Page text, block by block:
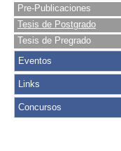
Pre-Publicaciones
Tesis de Postgrado
Tesis de Pregrado
Eventos
Links
Concursos